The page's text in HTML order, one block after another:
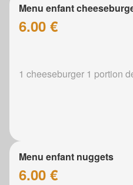
Menu enfant
6.00 €
1 cheeseburger 1 portion
Menu enfant nuggets
6.00 €